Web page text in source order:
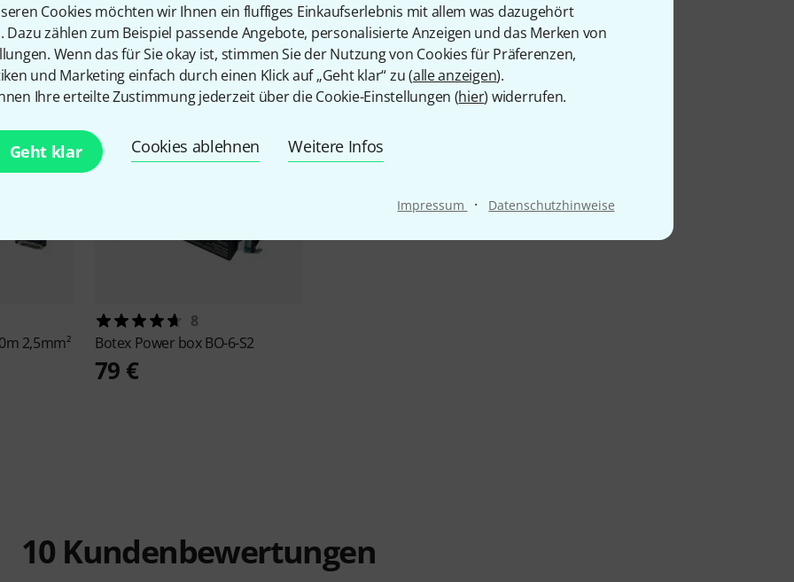
Cookies möchten wir Ihnen ein fluffiges Einkaufserlebnis mit allem was dazugehört
Dazu zählen zum Beispiel passende Angebote, personalisierte Anzeigen und das Merken von
Wenn das für Sie okay ist, stimmen Sie der Nutzung von Cookies für Präferenzen,
und Marketing einfach durch einen Klick auf „Geht klar“ zu (alle anzeigen).
Ihre erteilte Zustimmung jederzeit über die Cookie-Einstellungen (hier) widerrufen.
Geht klar Cookies ablehnen Weitere Infos
Impressum · Datenschutzhinweise
& passende Artikel
2,5mm²
8
Botex Power box BO-6-S2
79 €
10 Kundenbewertungen